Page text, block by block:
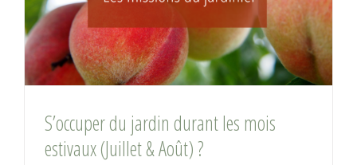
S’occuper du jardin durant les mois
estivaux (Juillet & Août) ?